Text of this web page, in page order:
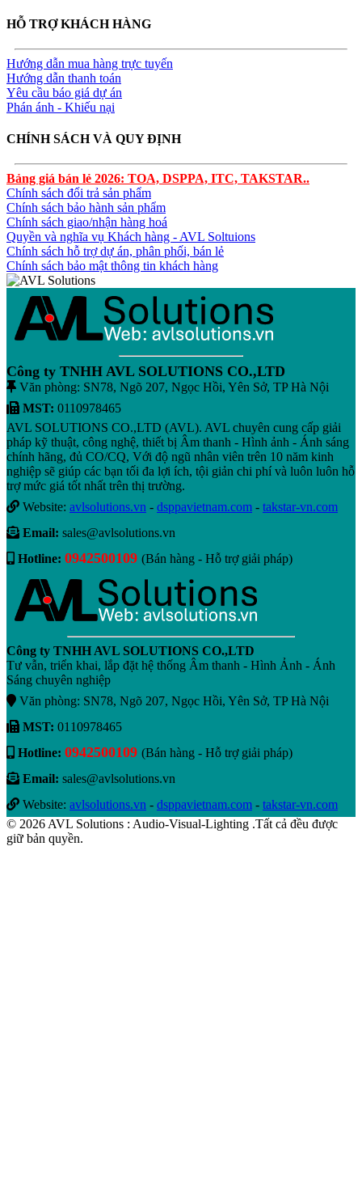
HỖ TRỢ KHÁCH HÀNG
Hướng dẫn mua hàng trực tuyến
Hướng dẫn thanh toán
Yêu cầu báo giá dự án
Phán ánh - Khiếu nại
CHÍNH SÁCH VÀ QUY ĐỊNH
Bảng giá bán lẻ 2026: TOA, DSPPA, ITC, TAKSTAR..
Chính sách đổi trả sản phẩm
Chính sách bảo hành sản phẩm
Chính sách giao/nhận hàng hoá
Quyền và nghĩa vụ Khách hàng - AVL Soltuions
Chính sách hỗ trợ dự án, phân phối, bán lẻ
Chính sách bảo mật thông tin khách hàng
Công ty TNHH AVL SOLUTIONS CO.,LTD
Văn phòng: SN78, Ngõ 207, Ngọc Hồi, Yên Sở, TP Hà Nội
MST: 0110978465
AVL SOLUTIONS CO.,LTD (AVL). AVL chuyên cung cấp giải
pháp kỹ thuật, công nghệ, thiết bị Âm thanh - Hình ảnh - Ánh sáng
chính hãng, đủ CO/CQ, Với độ ngũ nhân viên trên 10 năm kinh
nghiệp sẽ giúp các bạn tối đa lợi ích, tội giản chi phí và luôn luôn hỗ
trợ mức giá tốt nhất trên thị trường.
Website: avlsolutions.vn - dsppavietnam.com - takstar-vn.com
Email: sales@avlsolutions.vn
Hotline: 0942500109 (Bán hàng - Hỗ trợ giải pháp)
Công ty TNHH AVL SOLUTIONS CO.,LTD
Tư vẫn, triển khai, lắp đặt hệ thống Âm thanh - Hình Ảnh - Ánh
Sáng chuyên nghiệp
Văn phòng: SN78, Ngõ 207, Ngọc Hồi, Yên Sở, TP Hà Nội
MST: 0110978465
Hotline: 0942500109 (Bán hàng - Hỗ trợ giải pháp)
Email: sales@avlsolutions.vn
Website: avlsolutions.vn - dsppavietnam.com - takstar-vn.com
© 2026 AVL Solutions : Audio-Visual-Lighting .Tất cả đều được
giữ bản quyền.